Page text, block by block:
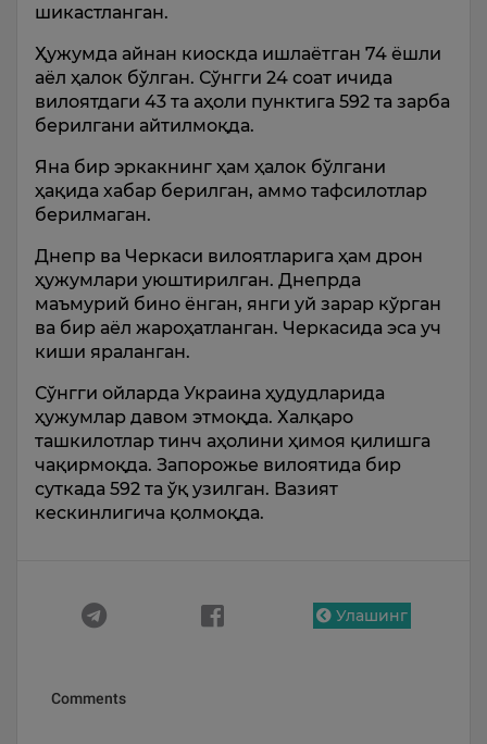
шикастланган.
Ҳужумда айнан киоскда ишлаётган 74 ёшли
аёл ҳалок бўлган. Сўнгги 24 соат ичида
вилоятдаги 43 та аҳоли пунктига 592 та зарба
берилгани айтилмоқда.
Яна бир эркакнинг ҳам ҳалок бўлгани
ҳақида хабар берилган, аммо тафсилотлар
берилмаган.
Днепр ва Черкаси вилоятларига ҳам дрон
ҳужумлари уюштирилган. Днепрда
маъмурий бино ёнган, янги уй зарар кўрган
ва бир аёл жароҳатланган. Черкасида эса уч
киши яраланган.
Сўнгги ойларда Украина ҳудудларида
ҳужумлар давом этмоқда. Халқаро
ташкилотлар тинч аҳолини ҳимоя қилишга
чақирмоқда. Запорожье вилоятида бир
суткада 592 та ўқ узилган. Вазият
кескинлигича қолмоқда.
Улашинг